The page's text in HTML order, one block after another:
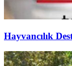
Hayvancılık